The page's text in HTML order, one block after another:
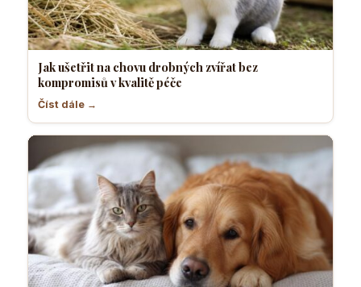
Jak ušetřit na chovu drobných zvířat bez
kompromisů v kvalitě péče
Číst dále →